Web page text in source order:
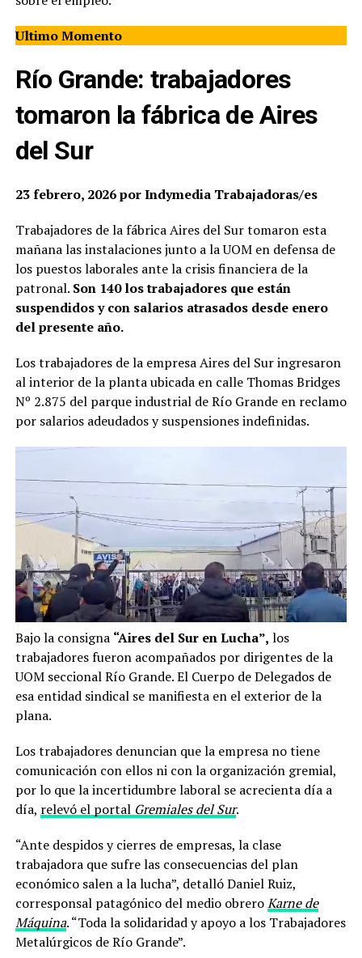
Ultimo Momento
Río Grande: trabajadores
tomaron la fábrica de Aires
del Sur
23 febrero, 2026 por Indymedia Trabajadoras/es
Trabajadores de la fábrica Aires del Sur tomaron esta
mañana las instalaciones junto a la UOM en defensa de
los puestos laborales ante la crisis financiera de la
patronal. Son 140 los trabajadores que están
suspendidos y con salarios atrasados desde enero
del presente año.
Los trabajadores de la empresa Aires del Sur ingresaron
al interior de la planta ubicada en calle Thomas Bridges
Nº 2.875 del parque industrial de Río Grande en reclamo
por salarios adeudados y suspensiones indefinidas.
Bajo la consigna “Aires del Sur en Lucha”, los
trabajadores fueron acompañados por dirigentes de la
UOM seccional Río Grande. El Cuerpo de Delegados de
esa entidad sindical se manifiesta en el exterior de la
plana.
Los trabajadores denuncian que la empresa no tiene
comunicación con ellos ni con la organización gremial,
por lo que la incertidumbre laboral se acrecienta día a
día, relevó el portal Gremiales del Sur.
“Ante despidos y cierres de empresas, la clase
trabajadora que sufre las consecuencias del plan
económico salen a la lucha”, detalló Daniel Ruiz,
corresponsal patagónico del medio obreroKarne de
Máquina. “Toda la solidaridad y apoyo a los Trabajadores
Metalúrgicos de Río Grande”.